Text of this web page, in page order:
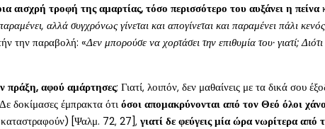
αισχρή τροφή της αμαρτίας, τόσο περισσότερο του αυξάνει η πείνα
αλλά συγχρόνως γίνεται και απογίνεται και παραμένει πάλι
την παραβολή: «Δεν μπορούσε να χορτάσει την επιθυμία του· γιατί;
πράξη, αφού αμάρτησες; Γιατί, λοιπόν, δεν μαθαίνεις με τα δικά σου
δοκίμασες έμπρακτα ότι όσοι απομακρύνονται από τον Θεό όλοι
καταστραφούν) [Ψαλμ. 72, 27], γιατί δε φεύγεις μία ώρα νωρίτερα